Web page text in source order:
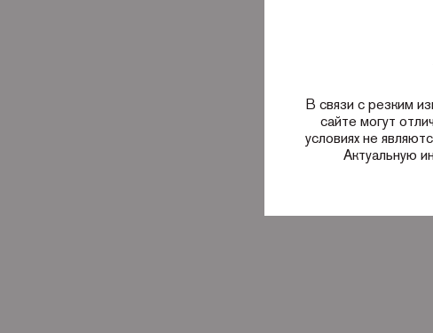
В связи с резким
сайте могут
условиях не
Актуальную